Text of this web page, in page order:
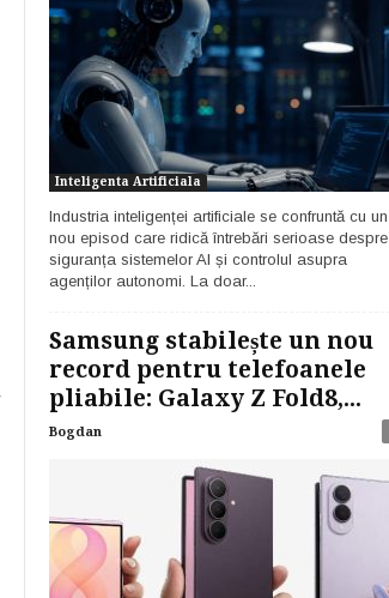
Inteligenta Artificiala
Industria inteligenței artificiale se confruntă cu un
nou episod care ridică întrebări serioase despre
siguranța sistemelor AI și controlul asupra
agenților autonomi. La doar...
Samsung stabilește un nou
record pentru telefoanele
pliabile: Galaxy Z Fold8,...
Bogdan